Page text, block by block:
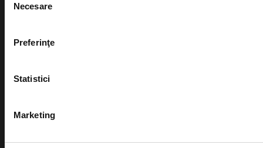
Necesare
Preferinţe
Statistici
Marketing
Noutati despre noi
Programeaza-te online
Certificat acreditare RENAR -